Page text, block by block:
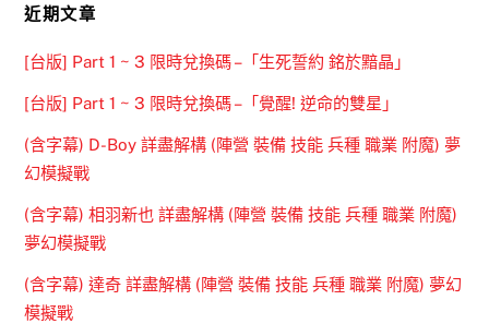
近期文章
[台版] Part 1 ~ 3 限時兌換碼 –「生死誓約 銘於黯晶」
[台版] Part 1 ~ 3 限時兌換碼 –「覺醒! 逆命的雙星」
(含字幕) D-Boy 詳盡解構 (陣營 裝備 技能 兵種 職業 附魔) 夢
幻模擬戰
(含字幕) 相羽新也 詳盡解構 (陣營 裝備 技能 兵種 職業 附魔)
夢幻模擬戰
(含字幕) 達奇 詳盡解構 (陣營 裝備 技能 兵種 職業 附魔) 夢幻
模擬戰